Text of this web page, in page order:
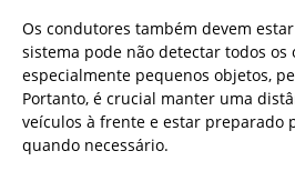
Os condutores também devem
sistema pode não detectar todos os
especialmente pequenos objetos,
Portanto, é crucial manter uma
veículos à frente e estar preparado
quando necessário.